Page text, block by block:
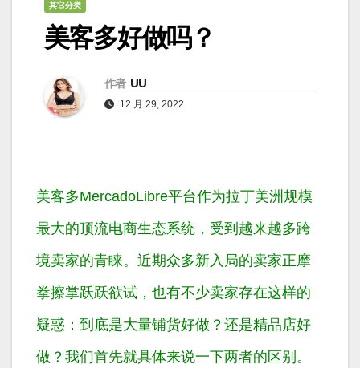
其它分类
美客多好做吗？
作者 UU
12 月 29, 2022
美客多MercadoLibre平台作为拉丁美洲规模
最大的顶流电商生态系统，受到越来越多跨
境卖家的青睐。近期众多新入局的卖家正摩
拳擦掌跃跃欲试，也有不少卖家存在这样的
疑惑：到底是大量铺货好做？还是精品店好
做？我们首先就具体来说一下两者的区别。